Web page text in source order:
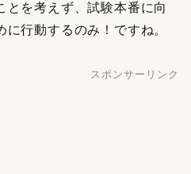
とを考えず、試験本番に向
行動するのみ！ですね。
スポンサーリンク